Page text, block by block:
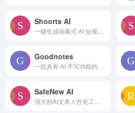
Shoorts AI
Goodnotes
SafeNew AI